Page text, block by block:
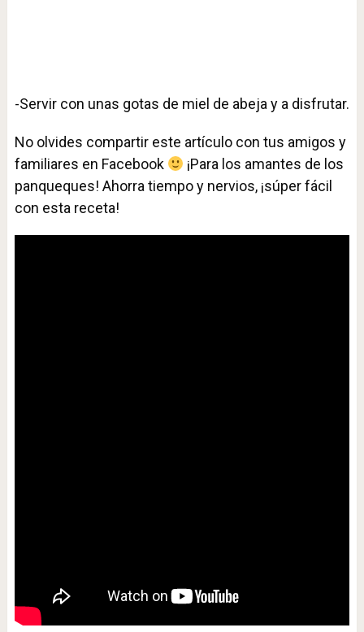
-Servir con unas gotas de miel de abeja y a disfrutar.
No olvides compartir este artículo con tus amigos y
familiares en Facebook
¡Para los amantes de los
panqueques! Ahorra tiempo y nervios, ¡súper fácil
con esta receta!